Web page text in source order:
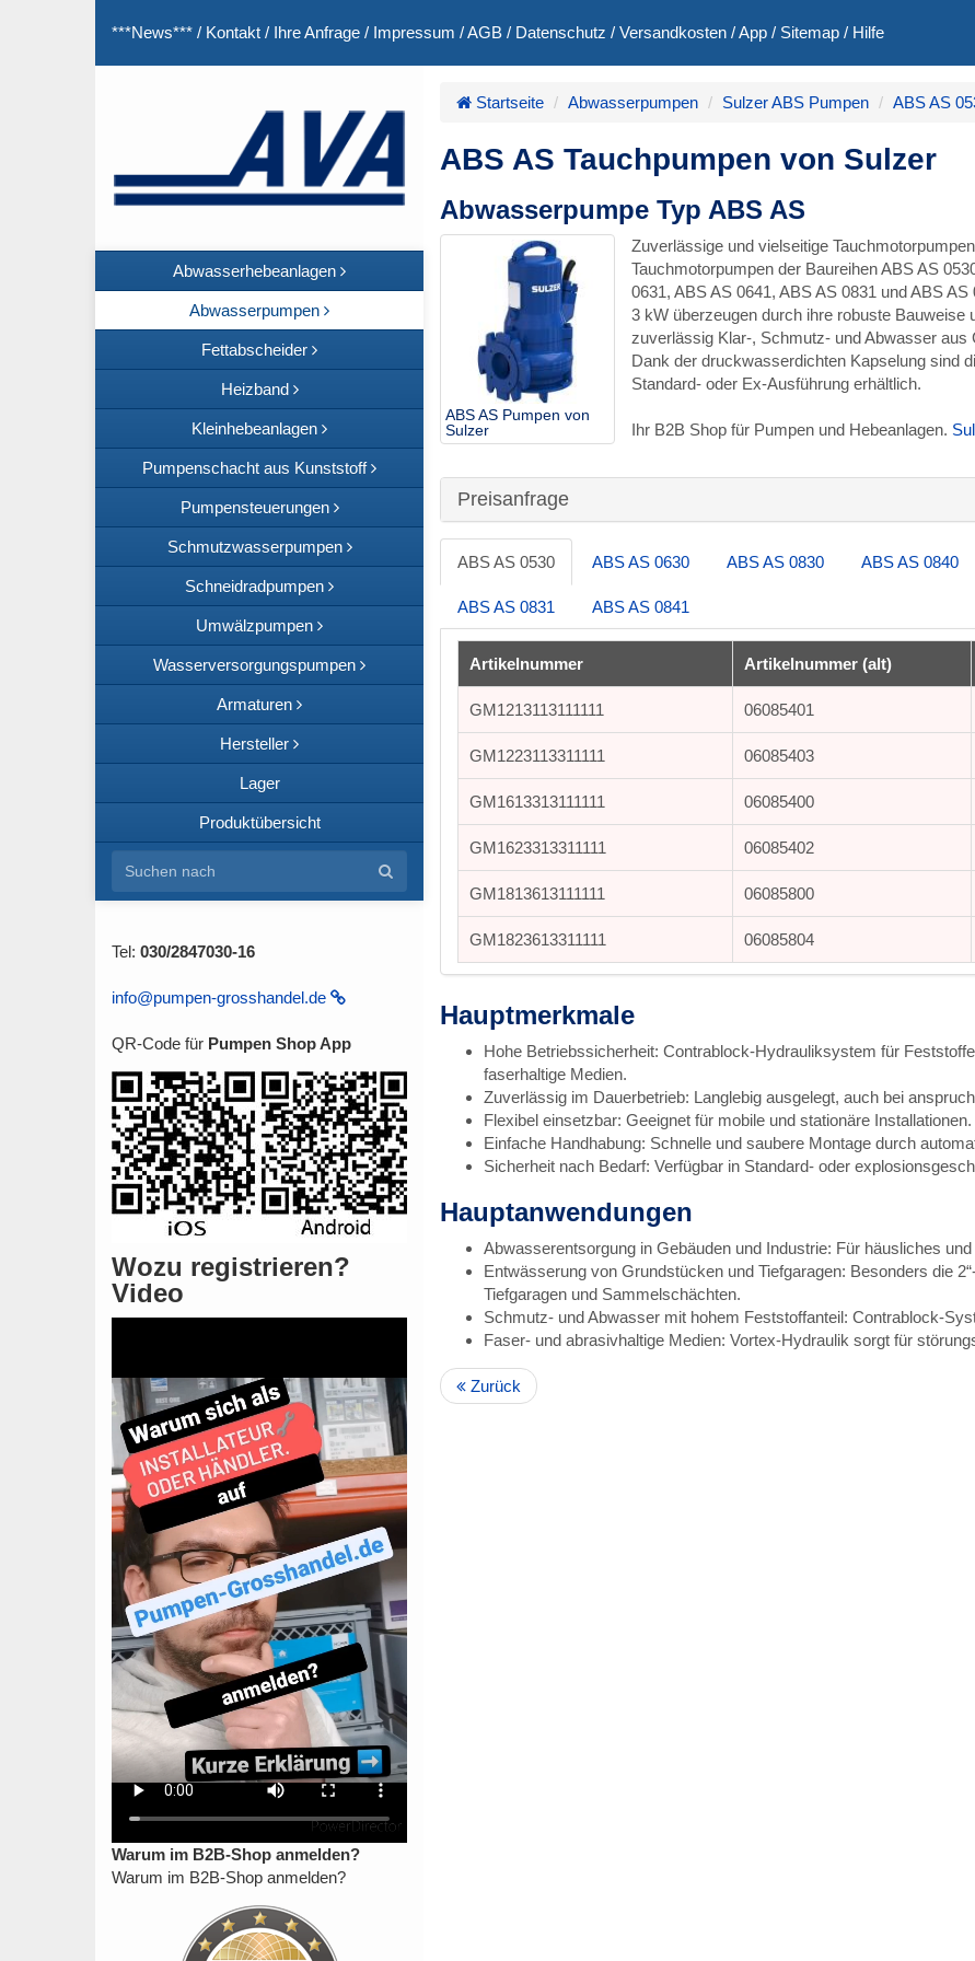
***News*** / Kontakt / Ihre Anfrage / Impressum /AGB / Datenschutz / Versandkosten /App / Sitemap / Hilfe
Abwasserhebeanlagen
Abwasserpumpen
Fettabscheider
Heizband
Kleinhebeanlagen
Pumpenschacht aus Kunststoff
Pumpensteuerungen
Schmutzwasserpumpen
Schneidradpumpen
Umwälzpumpen
Wasserversorgungspumpen
Armaturen
Hersteller
Lager
Produktübersicht
Tel: 030/2847030-16
info@pumpen-grosshandel.de
QR-Code für Pumpen Shop App
Wozu registrieren?
Video
Warum im B2B-Shop anmelden?
Warum im B2B-Shop anmelden?
Startseite Abwasserpumpen Sulzer ABS Pumpen ABS AS
ABS AS Tauchpumpen von Sulzer
Abwasserpumpe Typ ABS AS
ABS AS Pumpen von
Sulzer
Zuverlässige und vielseitige
Tauchmotorpumpen der Baureihen ABS AS
0631, ABS AS 0641, ABS AS 0831 und ABS
3 kW überzeugen durch ihre robuste Bauweise
zuverlässig Klar-, Schmutz- und Abwasser aus
Dank der druckwasserdichten Kapselung sind
Standard- oder Ex-Ausführung erhältlich.
Ihr B2B Shop für Pumpen und Hebeanlagen.
Preisanfrage
ABS AS 0530 ABS AS 0630 ABS AS 0830 ABS AS 0840
ABS AS 0831 ABS AS 0841
Artikelnummer Artikelnummer (alt)
GM1213113111111 06085401
GM1223113311111 06085403
GM1613313111111 06085400
GM1623313311111 06085402
GM1813613111111 06085800
GM1823613311111 06085804
Hauptmerkmale
Hohe Betriebssicherheit: Contrablock-Hydrauliksystem für
faserhaltige Medien.
Zuverlässig im Dauerbetrieb: Langlebig ausgelegt, auch bei
Flexibel einsetzbar: Geeignet für mobile und stationäre Installationen.
Einfache Handhabung: Schnelle und saubere Montage durch
Sicherheit nach Bedarf: Verfügbar in Standard- oder
Hauptanwendungen
Abwasserentsorgung in Gebäuden und Industrie: Für häusliches
Entwässerung von Grundstücken und Tiefgaragen: Besonders die
Tiefgaragen und Sammelschächten.
Schmutz- und Abwasser mit hohem Feststoffanteil: Contrablock-
Faser- und abrasivhaltige Medien: Vortex-Hydraulik sorgt für
Zurück